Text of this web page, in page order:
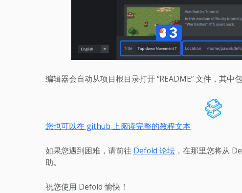
编辑器会自动从项目根目录打开 “README” 文件，其中
您也可以在 github 上阅读完整的教程文本
如果您遇到困难，请前往 Defold 论坛，在那里您将从
助。
祝您使用 Defold 愉快！